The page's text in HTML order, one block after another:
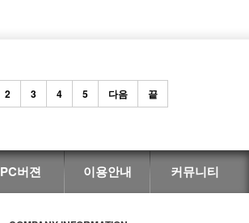
2 3 4 5 다음 끝
PC버젼 이용안내 커뮤니티